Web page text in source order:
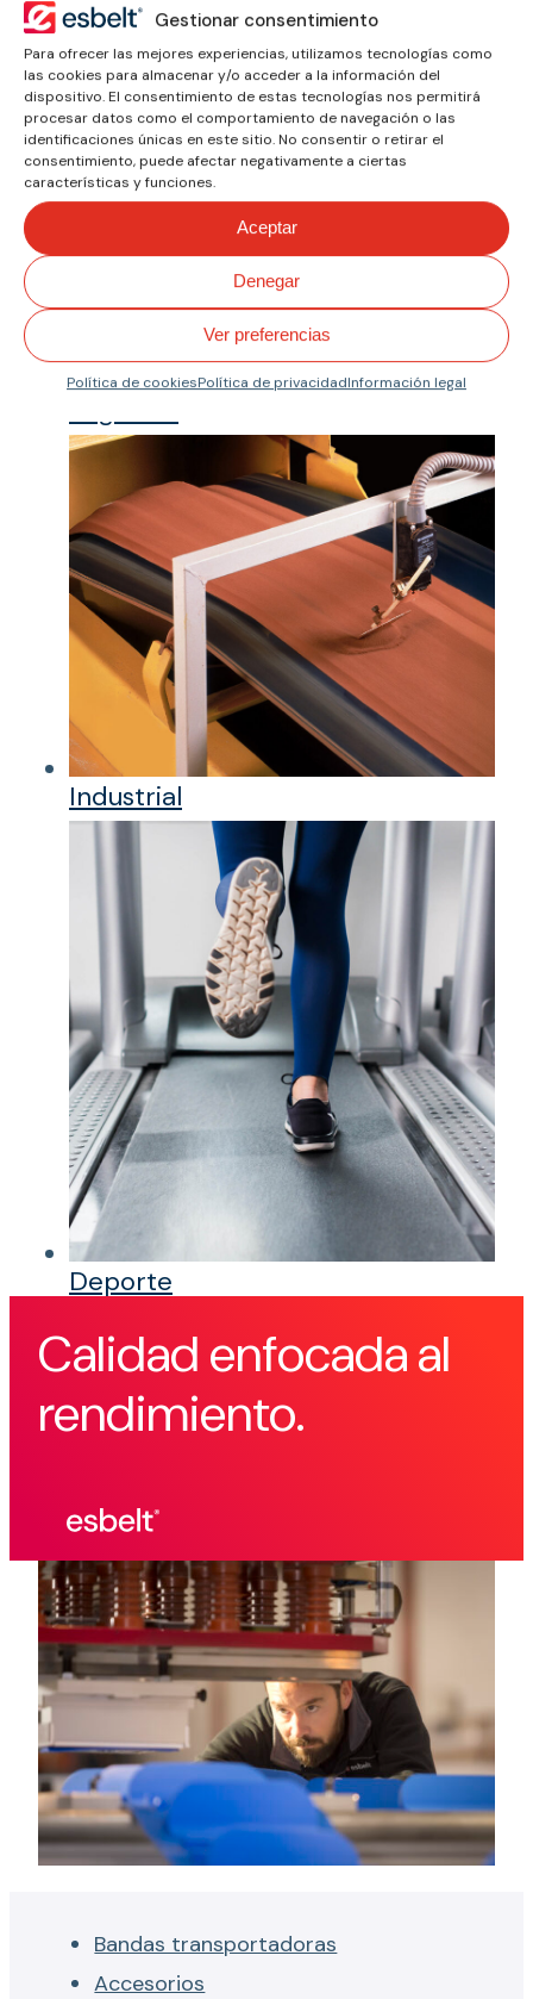
Gestionar consentimiento
Para ofrecer las mejores experiencias, utilizamos tecnologías como
las cookies para almacenar y/o acceder a la información del
dispositivo. El consentimiento de estas tecnologías nos permitirá
procesar datos como el comportamiento de navegación o las
identificaciones únicas en este sitio. No consentir o retirar el
consentimiento, puede afectar negativamente a ciertas
características y funciones.
Aceptar
Denegar
Ver preferencias
Política de cookiesPolítica de privacidadInformación legal
Reciclaje
Industrial
Deporte
Calidad enfocada al
rendimiento.
Bandas transportadoras
Accesorios